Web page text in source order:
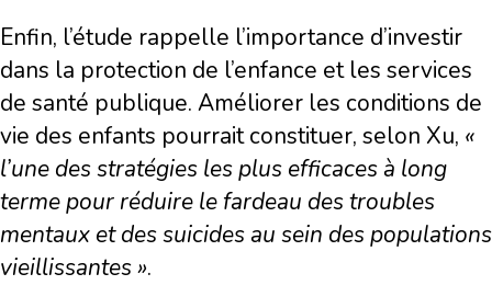
Enfin, l’étude rappelle l’importance d’investir
dans la protection de l’enfance et les services
de santé publique. Améliorer les conditions de
vie des enfants pourrait constituer, selon Xu, «
l’une des stratégies les plus efficaces à long
terme pour réduire le fardeau des troubles
mentaux et des suicides au sein des populations
vieillissantes ».